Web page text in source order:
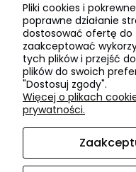
Płatności i dostawa
Czas realizacji zamówienia
Czas i koszty dostawy
Formy płatności
O NAS
Pliki cookies i
poprawne działanie
dostosować ofertę do
zaakceptować
tych plików i przejść
plików do swoich
"Dostosuj zgody".
Więcej o plikach
prywatności.